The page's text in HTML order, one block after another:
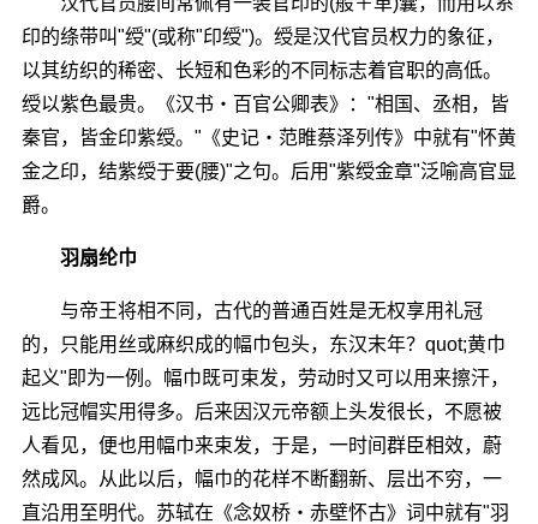
印的绦带叫"绶"(或称"印绶")。绶是汉代官员权力的象征，
以其纺织的稀密、长短和色彩的不同标志着官职的高低。
绶以紫色最贵。《汉书・百官公卿表》："相国、丞相，皆
秦官，皆金印紫绶。"《史记・范睢蔡泽列传》中就有"怀黄
金之印，结紫绶于要(腰)"之句。后用"紫绶金章"泛喻高官显
爵。
羽扇纶巾
与帝王将相不同，古代的普通百姓是无权享用礼冠
的，只能用丝或麻织成的幅巾包头，东汉末年？quot;黄巾
起义"即为一例。幅巾既可束发，劳动时又可以用来擦汗，
远比冠帽实用得多。后来因汉元帝额上头发很长，不愿被
人看见，便也用幅巾来束发，于是，一时间群臣相效，蔚
然成风。从此以后，幅巾的花样不断翻新、层出不穷，一
直沿用至明代。苏轼在《念奴桥・赤壁怀古》词中就有"羽